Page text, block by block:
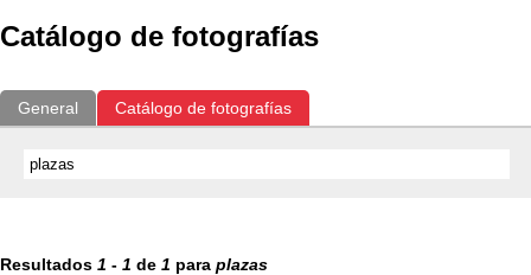
Catálogo de fotografías
General Catálogo de fotografías
Resultados 1 - 1 de 1 para plazas